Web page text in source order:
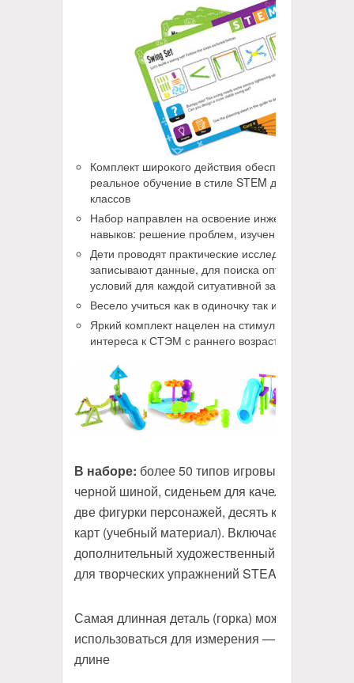
Комплект широкого действия обеспечивает
реальное обучение в стиле STEM для младших
классов
Набор направлен на освоение инженерных
навыков: решение проблем, изучение, дизайн
Дети проводят практические исследования и
записывают данные, для поиска оптимальных
условий для каждой ситуативной задачи
Весело учиться как в одиночку так и в группе
Яркий комплект нацелен на стимулирование
интереса к СТЭМ с раннего возраста
В наборе: более 50 типов игровых площадок
черной шиной, сиденьем для качели и другим),
две фигурки персонажей, десять контрольных
карт (учебный материал). Включает в себя
дополнительный художественный компонент
для творческих упражнений STEAM
Самая длинная деталь (горка) может
использоваться для измерения — 15 см по
длине